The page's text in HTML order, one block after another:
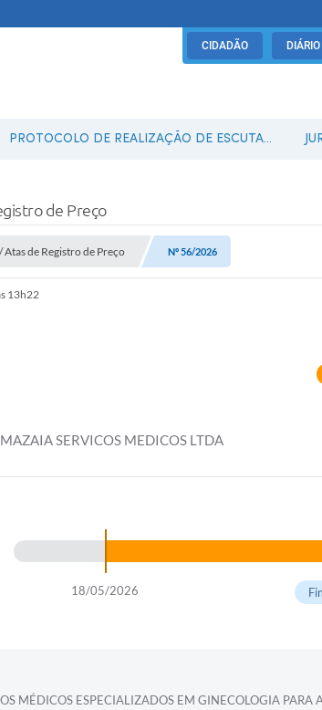
CIDADÃO
PROTOCOLO DE REALIZAÇÃO DE ESCUTA...
de Preço
de Registro de Preço Nº 56/2026
13h22
MAZAIA SERVICOS MEDICOS LTDA
18/05/2026
MÉDICOS ESPECIALIZADOS EM GINECOLOGIA